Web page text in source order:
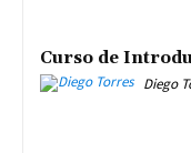
Curso de
Diego